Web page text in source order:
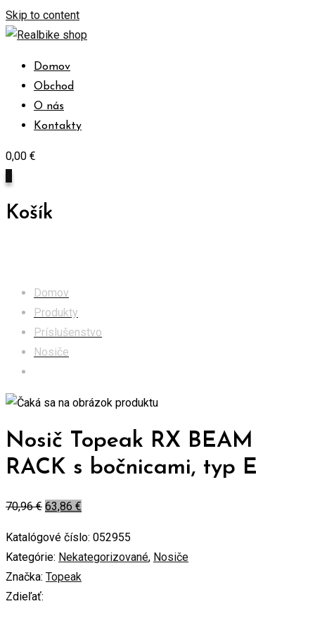
Skip to content
Domov
Obchod
O nás
Kontakty
0,00 €
Košík
Domov
Produkty
Príslušenstvo
Nosiče
Nosič Topeak RX BEAM
RACK s bočnicami, typ E
70,96€ 63,86 €
Katalógové číslo: 052955
Kategórie: Nekategorizované, Nosiče
Značka: Topeak
Zdieľať: